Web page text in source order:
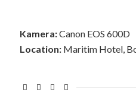
Kamera:Canon EOS 600D
Location: Maritim Hotel,